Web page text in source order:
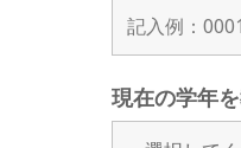
現在の学年